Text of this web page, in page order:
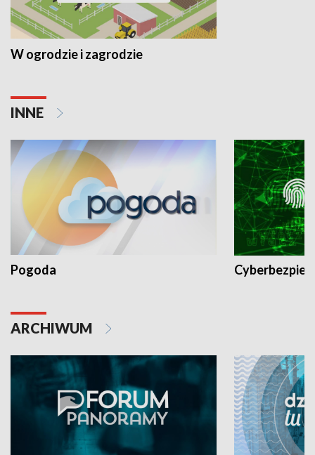
W ogrodzie i zagrodzie
INNE
Pogoda
ARCHIWUM